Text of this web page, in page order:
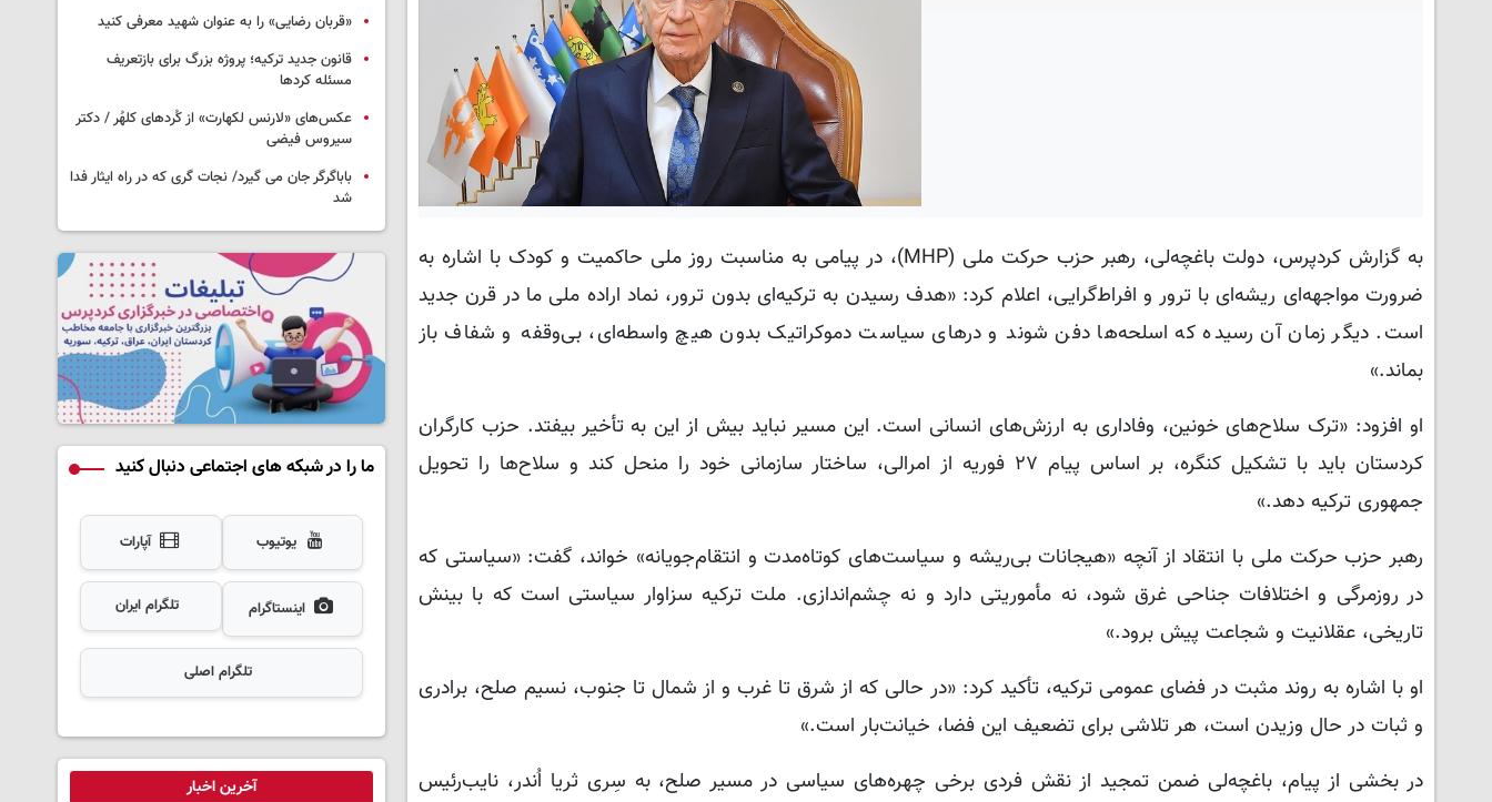
به گزارش کردپرس، دولت باغچه‌لی، رهبر حزب حرکت ملی (MHP)، در پیامی به مناسبت روز ملی حاکمیت و کودک با اشاره به
ضرورت مواجهه‌ای ریشه‌ای با ترور و افراط‌گرایی، اعلام کرد: «هدف رسیدن به ترکیه‌ای بدون ترور، نماد اراده ملی ما در قرن جدید
است. دیگر زمان آن رسیده که اسلحه‌ها دفن شوند و درهای سیاست دموکراتیک بدون هیچ واسطه‌ای، بی‌وقفه و شفاف باز
بماند.»
او افزود: «ترک سلاح‌های خونین، وفاداری به ارزش‌های انسانی است. این مسیر نباید بیش از این به تأخیر بیفتد. حزب کارگران
کردستان باید با تشکیل کنگره، بر اساس پیام ۲۷ فوریه از امرالی، ساختار سازمانی خود را منحل کند و سلاح‌ها را تحویل
جمهوری ترکیه دهد.»
رهبر حزب حرکت ملی با انتقاد از آنچه «هیجانات بی‌ریشه و سیاست‌های کوتاه‌مدت و انتقام‌جویانه» خواند، گفت: «سیاستی که
در روزمرگی و اختلافات جناحی غرق شود، نه مأموریتی دارد و نه چشم‌اندازی. ملت ترکیه سزاوار سیاستی است که با بینش
تاریخی، عقلانیت و شجاعت پیش برود.»
او با اشاره به روند مثبت در فضای عمومی ترکیه، تأکید کرد: «در حالی که از شرق تا غرب و از شمال تا جنوب، نسیم صلح، برادری
و ثبات در حال وزیدن است، هر تلاشی برای تضعیف این فضا، خیانت‌بار است.»
در بخشی از پیام، باغچه‌لی ضمن تمجید از نقش فردی برخی چهره‌های سیاسی در مسیر صلح، به سِری ثریا اُندر، نایب‌رئیس
«قربان رضایی» را به عنوان شهید معرفی کنید
قانون جدید ترکیه؛ پروژه بزرگ‌ برای بازتعریف
مسئله کردها
عکس‌های «لارنس لکهارت» از کُردهای کلهُر / دکتر
سیروس فیضی
باباگرگر جان می گیرد/ نجات گری که در راه ایثار فدا
شد
ما را در شبکه های اجتماعی دنبال کنید
یوتیوب آپارات
اینستاگرام تلگرام ایران
تلگرام اصلی
آخرین اخبار